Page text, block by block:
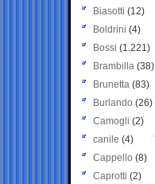
Biasotti (12)
Boldrini (4)
Bossi (1.221)
Brambilla (38)
Brunetta (83)
Burlando (26)
Camogli (2)
canile (4)
Cappello (8)
Caprotti (2)